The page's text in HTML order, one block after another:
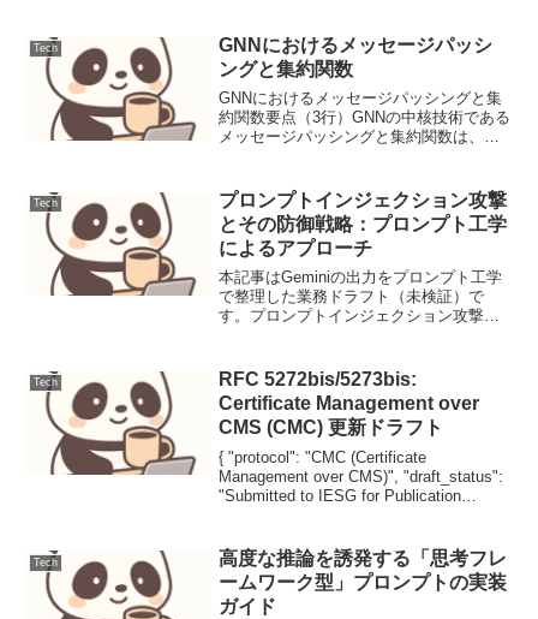
な耐性の定義を問う問題です。与えられ
たハッシュ...
Tech
GNNにおけるメッセージパッシ
ングと集約関数
GNNにおけるメッセージパッシングと集
約関数要点（3行）GNNの中核技術である
メッセージパッシングと集約関数は、ノ
を決定し、特に過平滑化やスケーラビリ
ティの課題解決に直...
Tech
プロンプトインジェクション攻撃
とその防御戦略：プロンプト工学
によるアプローチ
本記事はGeminiの出力をプロンプト工学
で整理した業務ドラフト（未検証）で
す。プロンプトインジェクション攻撃と
及に伴い、そのセキュリティに関する課
題も顕在化していま...
Tech
RFC 5272bis/5273bis:
Certificate Management over
CMS (CMC) 更新ドラフト
{ "protocol": "CMC (Certificate
Management over CMS)", "draft_status":
"Submitted to IESG for Publication
Tech
高度な推論を誘発する「思考フレ
ームワーク型」プロンプトの実装
ガイド